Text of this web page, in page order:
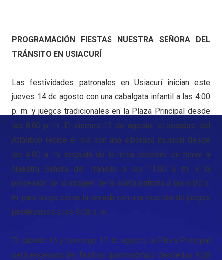
PROGRAMACIÓN FIESTAS NUESTRA SEÑORA DEL
TRÁNSITO EN USIACURÍ
Las festividades patronales en Usiacurí inician este
jueves 14 de agosto con una cabalgata infantil a las 4:00
p. m. y juegos tradicionales en la Plaza Principal desde
las 8:00 p. m. El viernes 15 de agosto, el pesebre del
Atlántico recibe el día con una alborada musical desde
las 4:00 a. m, seguida de la misa solemne en honor a
Nuestra Señora del Tránsito a las 11:00 a. m. y la
procesión de la imagen de la santa patrona a las 6:00 p.
m. para luego cerrar la jornada con una muestra de juegos
pirotécnicos a las 9:00 p. m.
El sábado 16 y domingo 17 de agosto, la Plaza Principal
será escenario del festival gastronómico desde las 9:00